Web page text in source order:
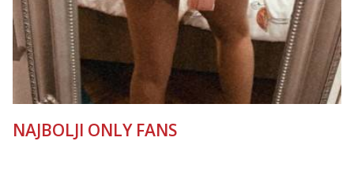
NAJBOLJI ONLY FANS